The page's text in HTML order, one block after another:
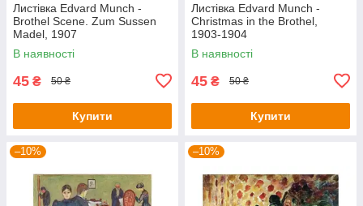
Листівка Edvard Munch -
Brothel Scene. Zum Sussen
Madel, 1907
В наявності
45 ₴ 50 ₴
Купити
Листівка Edvard Munch -
Christmas in the Brothel,
1903-1904
В наявності
45 ₴ 50 ₴
Купити
–10% –10%